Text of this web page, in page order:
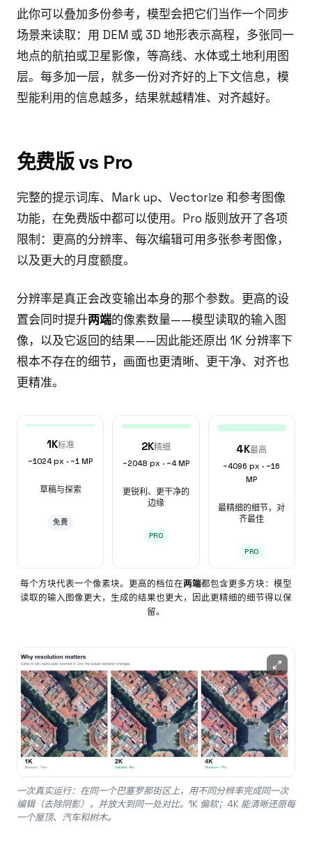
此你可以叠加多份参考，模型会把它们当作一个同步
场景来读取：用 DEM 或 3D 地形表示高程，多张同一
地点的航拍或卫星影像，等高线、水体或土地利用图
层。每多加一层，就多一份对齐好的上下文信息，模
型能利用的信息越多，结果就越精准、对齐越好。
免费版 vs Pro
完整的提示词库、Mark up、Vectorize 和参考图像
功能，在免费版中都可以使用。Pro 版则放开了各项
限制：更高的分辨率、每次编辑可用多张参考图像，
以及更大的月度额度。
分辨率是真正会改变输出本身的那个参数。更高的设
置会同时提升两端的像素数量——模型读取的输入图
像，以及它返回的结果——因此能还原出 1K 分辨率下
根本不存在的细节，画面也更清晰、更干净、对齐也
更精准。
1K标准
~1024 px · ~1 MP
草稿与探索
免费
2K精细
~2048 px · ~4 MP
更锐利、更干净的
边缘
PRO
4K最高
~4096 px · ~16
MP
最精细的细节，对
齐最佳
PRO
每个方块代表一个像素块。更高的档位在两端都包含更多方块：模型
读取的输入图像更大，生成的结果也更大，因此更精细的细节得以保
留。
一次真实运行：在同一个巴塞罗那街区上，用不同分辨率完成同一次
编辑（去除阴影），并放大到同一处对比。1K 偏软；4K 能清晰还原每
一个屋顶、汽车和树木。